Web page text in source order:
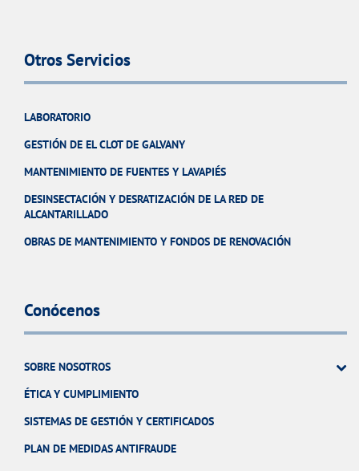
Otros Servicios
LABORATORIO
GESTIÓN DE EL CLOT DE GALVANY
MANTENIMIENTO DE FUENTES Y LAVAPIÉS
DESINSECTACIÓN Y DESRATIZACIÓN DE LA RED DE
ALCANTARILLADO
OBRAS DE MANTENIMIENTO Y FONDOS DE RENOVACIÓN
Conócenos
SOBRE NOSOTROS
ÉTICA Y CUMPLIMIENTO
SISTEMAS DE GESTIÓN Y CERTIFICADOS
PLAN DE MEDIDAS ANTIFRAUDE